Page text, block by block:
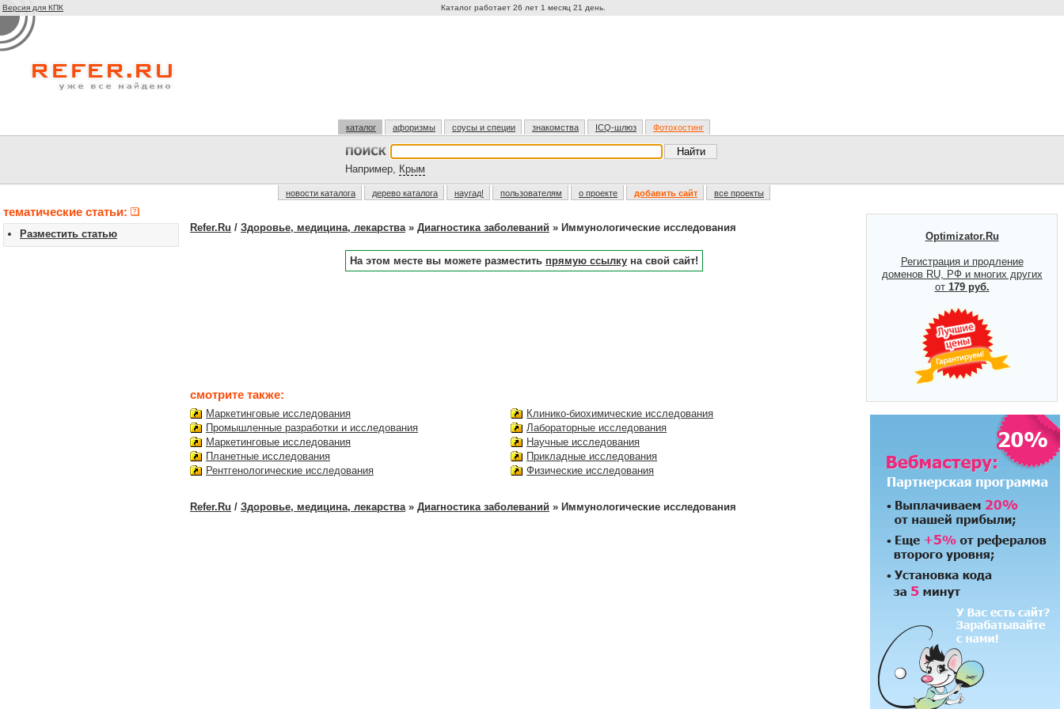
Версия для КПК Каталог работает 26 лет 1 месяц 21 день.
каталог афоризмы соусы и специи знакомства ICQ-шлюз Фотохостинг
Например, Крым
новости каталога дерево каталога наугад! пользователям о проекте добавить сайт все проекты
тематические статьи:
Разместить статью
Refer.Ru / Здоровье, медицина, лекарства» Диагностика заболеваний » Иммунологические исследования
На этом месте вы можете разместить прямую ссылку на свой сайт!
смотрите также:
Маркетинговые исследования
Промышленные разработки и исследования
Маркетинговые исследования
Планетные исследования
Рентгенологические исследования
Клинико-биохимические исследования
Лабораторные исследования
Научные исследования
Прикладные исследования
Физические исследования
Refer.Ru / Здоровье, медицина, лекарства » Диагностика заболеваний » Иммунологические исследования
Optimizator.Ru
Регистрация и продление
доменов RU, РФ и многих других
от 179 руб.